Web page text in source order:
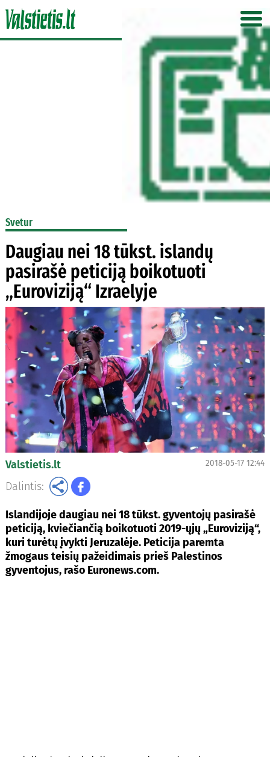
Svetur
Daugiau nei 18 tūkst. islandų
pasirašė peticiją boikotuoti
„Euroviziją“ Izraelyje
Valstietis.lt 2018-05-17 12:44
Dalintis:
Islandijoje daugiau nei 18 tūkst. gyventojų pasirašė
peticiją, kviečiančią boikotuoti 2019-ųjų „Euroviziją“,
kuri turėtų įvykti Jeruzalėje. Peticija paremta
žmogaus teisių pažeidimais prieš Palestinos
gyventojus, rašo Euronews.com.